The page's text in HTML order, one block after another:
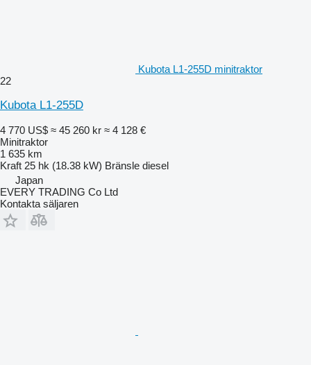
Kubota L1-255D minitraktor
22
Kubota L1-255D
4 770 US$ ≈ 45 260 kr ≈ 4 128 €
Minitraktor
1 635 km
Kraft 25 hk (18.38 kW) Bränsle diesel
Japan
EVERY TRADING Co Ltd
Kontakta säljaren